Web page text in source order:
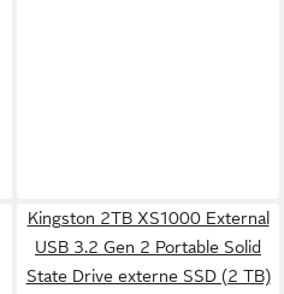
Kingston 2TB XS1000 External
USB 3.2 Gen 2 Portable Solid
State Drive externe SSD (2 TB)